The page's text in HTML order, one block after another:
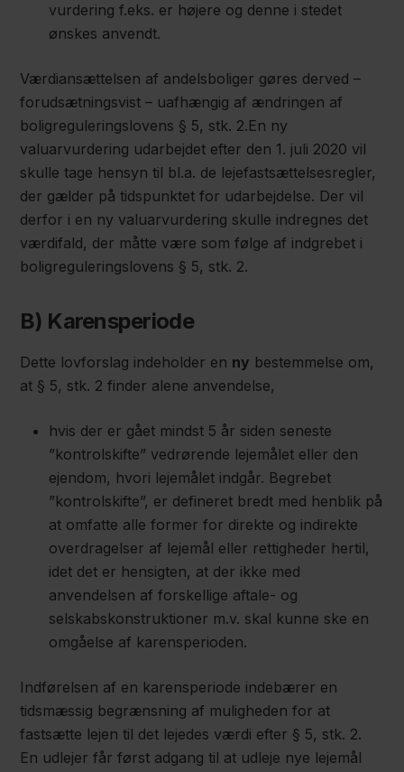
vurdering f.eks. er højere og denne i stedet
ønskes anvendt.
Værdiansættelsen af andelsboliger gøres derved –
forudsætningsvist – uafhængig af ændringen af
boligreguleringslovens § 5, stk. 2.En ny
valuarvurdering udarbejdet efter den 1. juli 2020 vil
skulle tage hensyn til bl.a. de lejefastsættelsesregler,
der gælder på tidspunktet for udarbejdelse. Der vil
derfor i en ny valuarvurdering skulle indregnes det
værdifald, der måtte være som følge af indgrebet i
boligreguleringslovens § 5, stk. 2.
B) Karensperiode
Dette lovforslag indeholder en ny bestemmelse om,
at § 5, stk. 2 finder alene anvendelse,
hvis der er gået mindst 5 år siden seneste
”kontrolskifte” vedrørende lejemålet eller den
ejendom, hvori lejemålet indgår. Begrebet
”kontrolskifte”, er defineret bredt med henblik på
at omfatte alle former for direkte og indirekte
overdragelser af lejemål eller rettigheder hertil,
idet det er hensigten, at der ikke med
anvendelsen af forskellige aftale- og
selskabskonstruktioner m.v. skal kunne ske en
omgåelse af karensperioden.
Indførelsen af en karensperiode indebærer en
tidsmæssig begrænsning af muligheden for at
fastsætte lejen til det lejedes værdi efter § 5, stk. 2.
En udlejer får først adgang til at udleje nye lejemål